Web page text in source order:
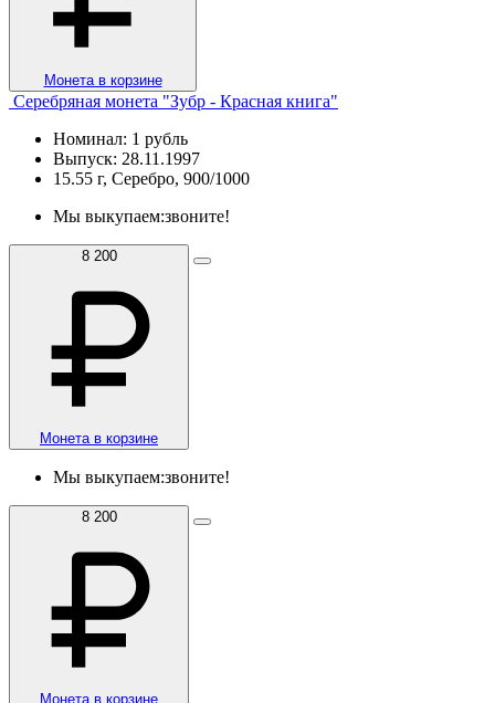
Монета в корзине
Серебряная монета "Зубр - Красная книга"
Номинал: 1 рубль
Выпуск: 28.11.1997
15.55 г, Серебро, 900/1000
Мы выкупаем:звоните!
8 200
Монета в корзине
Мы выкупаем:звоните!
8 200
Монета в корзине